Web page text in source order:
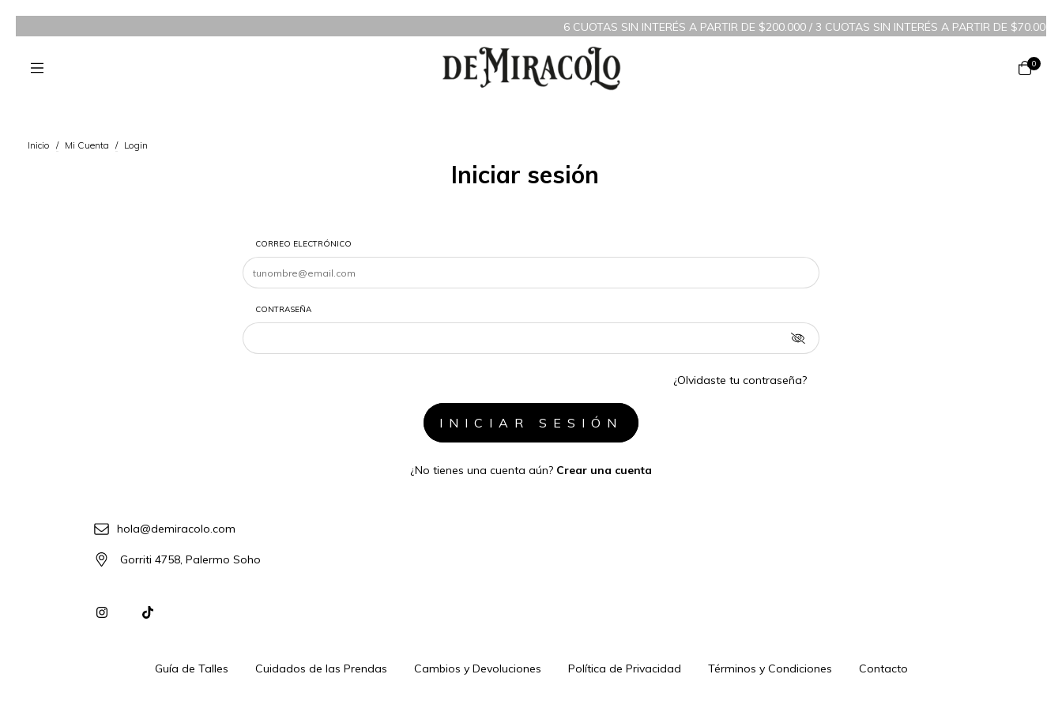
6 CUOTAS SIN INTERÉS A PARTIR DE $200.000 / 3 CUOTAS SIN INTERÉS A PARTIR DE $70.000 /
0
Inicio / Mi Cuenta / Login
Iniciar sesión
CORREO ELECTRÓNICO
CONTRASEÑA
¿Olvidaste tu contraseña?
¿No tienes una cuenta aún? Crear una cuenta
hola@demiracolo.com
Gorriti 4758, Palermo Soho
Guía de Talles Cuidados de las Prendas Cambios y Devoluciones Política de Privacidad Términos y Condiciones Contacto